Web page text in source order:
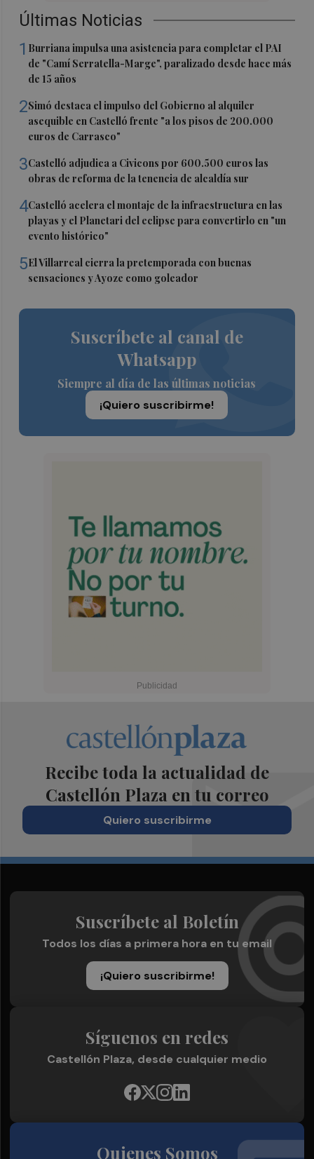
Últimas Noticias
1 Burriana impulsa una asistencia para completar el PAI
de "Camí Serratella-Marge", paralizado desde hace más
de 15 años
2Simó destaca el impulso del Gobierno al alquiler
asequible en Castelló frente "a los pisos de 200.000
euros de Carrasco"
3Castelló adjudica a Civicons por 600.500 euros las
obras de reforma de la tenencia de alcaldía sur
4Castelló acelera el montaje de la infraestructura en las
playas y el Planetari del eclipse para convertirlo en "un
evento histórico"
5El Villarreal cierra la pretemporada con buenas
sensaciones y Ayoze como goleador
Suscríbete al canal de
Whatsapp
Siempre al día de las últimas noticias
¡Quiero suscribirme!
Recibe toda la actualidad de
Castellón Plaza en tu correo
Quiero suscribirme
Suscríbete al Boletín
Todos los días a primera hora en tu email
¡Quiero suscribirme!
Síguenos en redes
Castellón Plaza, desde cualquier medio
Quienes Somos